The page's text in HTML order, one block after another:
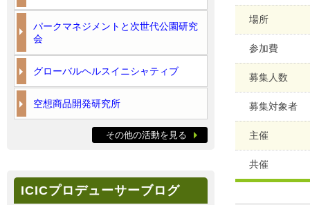
場所
参加費
募集人数
募集対象者
主催
共催
パークマネジメントと次世代公園研究
会
グローバルヘルスイニシャティブ
空想商品開発研究所
その他の活動を見る
ICICプロデューサーブログ